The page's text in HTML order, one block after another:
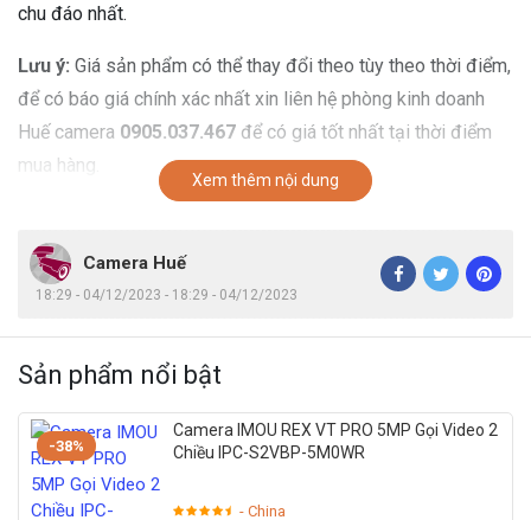
chu đáo nhất.
Lưu ý: Giá sản phẩm có thể thay đổi theo tùy theo thời điểm,
để có báo giá chính xác nhất xin liên hệ phòng kinh doanh
Huế camera 0905.037.467 để có giá tốt nhất tại thời điểm
mua hàng.
Xem thêm nội dung
Camera Huế
18:29 - 04/12/2023 - 18:29 - 04/12/2023
Sản phẩm nổi bật
-38%
Camera IMOU REX VT PRO 5MP Gọi Video 2
Chiều IPC-S2VBP-5M0WR
- China